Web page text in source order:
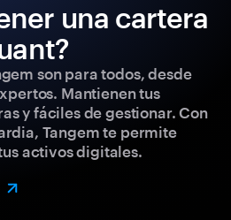
una cartera
son para todos, desde
Mantienen tus
y fáciles de gestionar. Con
Tangem te permite
activos digitales.